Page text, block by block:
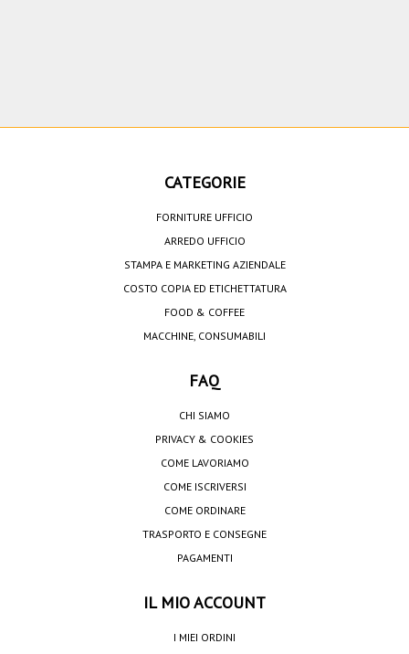
CATEGORIE
FORNITURE UFFICIO
ARREDO UFFICIO
STAMPA E MARKETING AZIENDALE
COSTO COPIA ED ETICHETTATURA
FOOD & COFFEE
MACCHINE, CONSUMABILI
FAQ
CHI SIAMO
PRIVACY & COOKIES
COME LAVORIAMO
COME ISCRIVERSI
COME ORDINARE
TRASPORTO E CONSEGNE
PAGAMENTI
IL MIO ACCOUNT
I MIEI ORDINI